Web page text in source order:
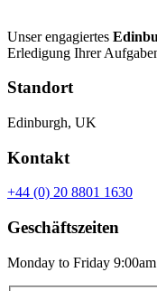
Unser engagiertes
Erledigung Ihrer
Standort
Edinburgh, UK
Kontakt
+44 (0) 20 8801 1630
Geschäftszeiten
Monday to Friday